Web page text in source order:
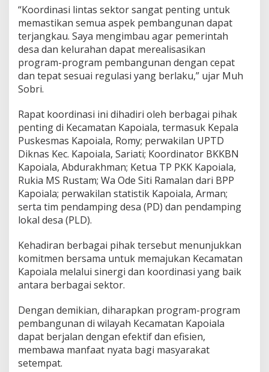
t
a
n
“Koordinasi lintas sektor sangat penting untuk
memastikan semua aspek pembangunan dapat
terjangkau. Saya mengimbau agar pemerintah
desa dan kelurahan dapat merealisasikan
program-program pembangunan dengan cepat
dan tepat sesuai regulasi yang berlaku,” ujar Muh
Sobri.
Rapat koordinasi ini dihadiri oleh berbagai pihak
penting di Kecamatan Kapoiala, termasuk Kepala
Puskesmas Kapoiala, Romy; perwakilan UPTD
Diknas Kec. Kapoiala, Sariati; Koordinator BKKBN
Kapoiala, Abdurakhman; Ketua TP PKK Kapoiala,
Rukia MS Rustam; Wa Ode Siti Ramalan dari BPP
Kapoiala; perwakilan statistik Kapoiala, Arman;
serta tim pendamping desa (PD) dan pendamping
lokal desa (PLD).
Kehadiran berbagai pihak tersebut menunjukkan
komitmen bersama untuk memajukan Kecamatan
Kapoiala melalui sinergi dan koordinasi yang baik
antara berbagai sektor.
Dengan demikian, diharapkan program-program
pembangunan di wilayah Kecamatan Kapoiala
dapat berjalan dengan efektif dan efisien,
membawa manfaat nyata bagi masyarakat
setempat.